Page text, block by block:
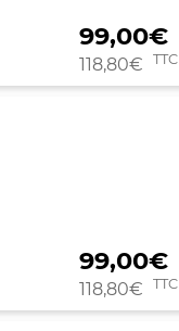
99,00€
118,80€ TTC
99,00€
118,80€ TTC